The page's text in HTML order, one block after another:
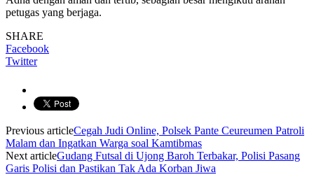
petugas yang berjaga.
SHARE
Facebook
Twitter
Previous articleCegah Judi Online, Polsek Pante Ceureumen Patroli
Malam dan Ingatkan Warga soal Kamtibmas
Next articleGudang Futsal di Ujong Baroh Terbakar, Polisi Pasang
Garis Polisi dan Pastikan Tak Ada Korban Jiwa